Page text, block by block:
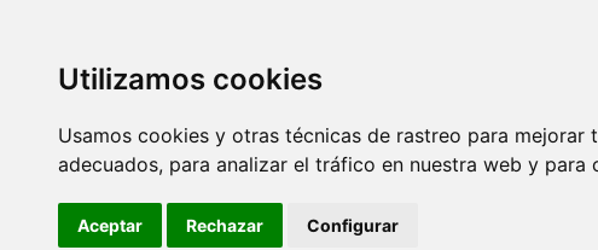
Utilizamos cookies
Usamos cookies y otras técnicas de rastreo para
adecuados, para analizar el tráfico en nuestra web y
Aceptar Rechazar Configurar